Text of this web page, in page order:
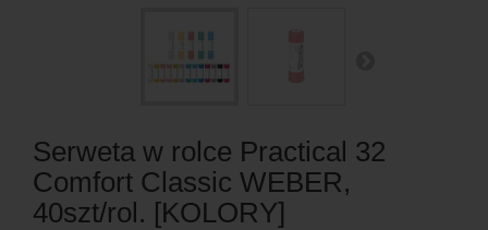
Serweta w rolce Practical 32
Comfort Classic WEBER,
40szt/rol. [KOLORY]